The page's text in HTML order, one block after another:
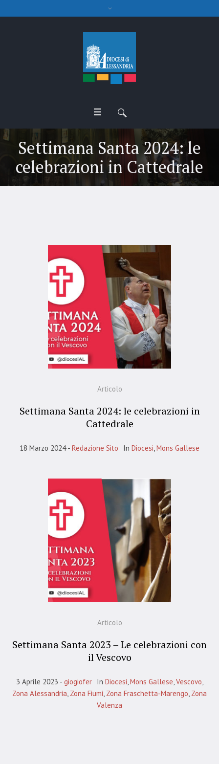
Settimana Santa 2024: le
celebrazioni in Cattedrale
Articolo
Settimana Santa 2024: le celebrazioni in
Cattedrale
18 Marzo 2024 Redazione Sito In Diocesi Mons Gallese
Articolo
Settimana Santa 2023 – Le celebrazioni con
il Vescovo
3 Aprile 2023 giogiofer In Diocesi Mons Gallese Vescovo
Zona Alessandria Zona Fiumi Zona Fraschetta-Marengo Zona
Valenza